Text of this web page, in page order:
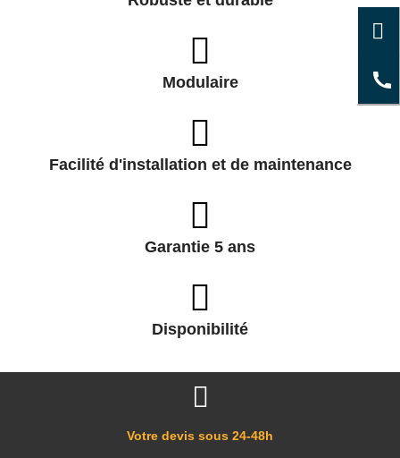
Modulaire
Facilité d'installation et de maintenance
Garantie 5 ans
Disponibilité
Votre devis sous 24-48h